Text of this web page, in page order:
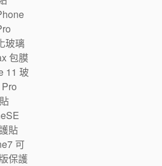
玻璃
包膜
11 玻
貼
可
保護